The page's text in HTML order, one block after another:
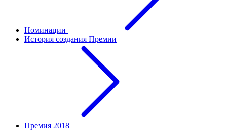
Номинации
История создания Премии
Премия 2018